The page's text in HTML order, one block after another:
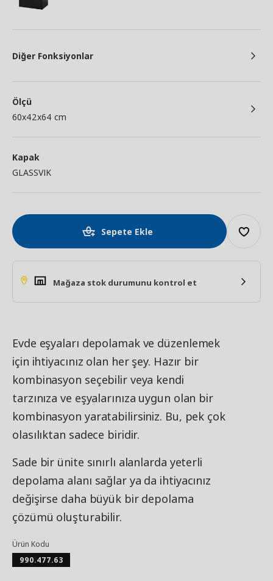
Diğer Fonksiyonlar
Ölçü
60x42x64 cm
Kapak
GLASSVIK
Sepete Ekle
Mağaza stok durumunu kontrol et
Evde eşyaları depolamak ve düzenlemek
için ihtiyacınız olan her şey. Hazır bir
kombinasyon seçebilir veya kendi
tarzınıza ve eşyalarınıza uygun olan bir
kombinasyon yaratabilirsiniz. Bu, pek çok
olasılıktan sadece biridir.
Sade bir ünite sınırlı alanlarda yeterli
depolama alanı sağlar ya da ihtiyacınız
değişirse daha büyük bir depolama
çözümü oluşturabilir.
Ürün Kodu
990.477.63